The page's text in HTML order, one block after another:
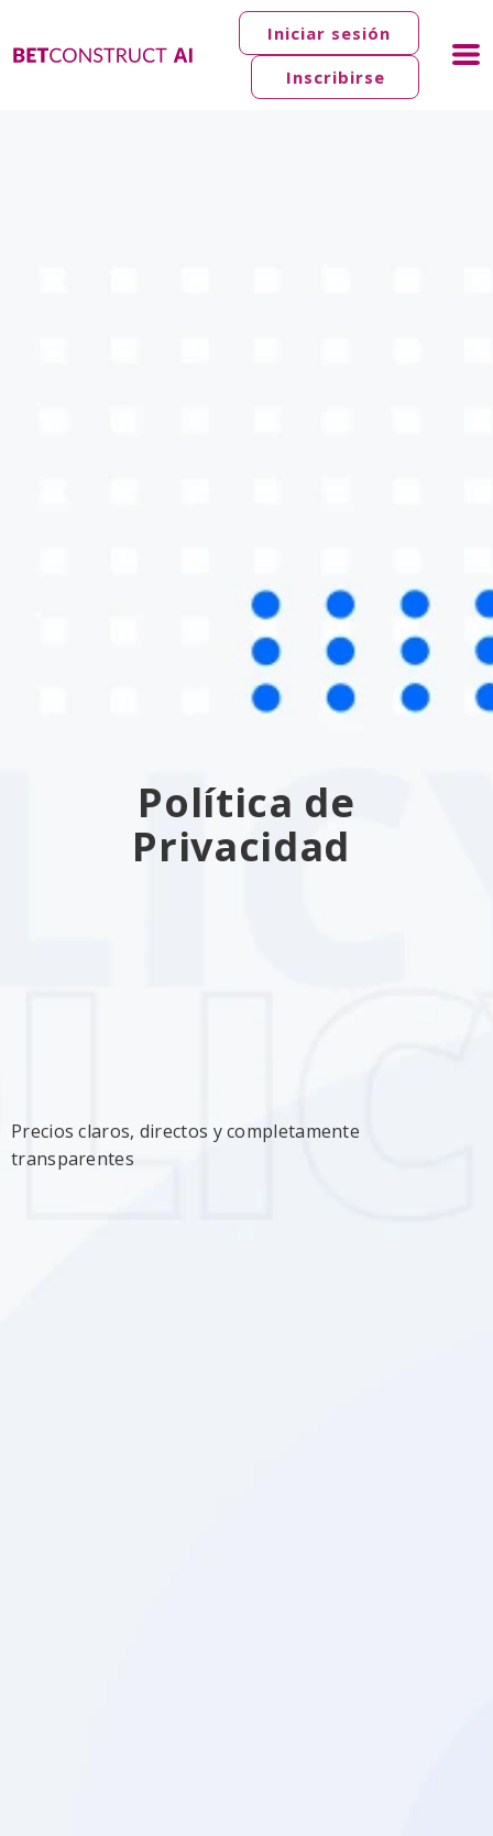
Iniciar sesión
Inscribirse
Política de
Privacidad
Precios claros, directos y completamente
transparentes